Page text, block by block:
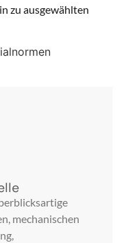
zu ausgewählten
mechanischen